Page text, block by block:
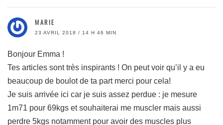
MARIE
23 AVRIL 2018 / 14 H 46 MIN
Bonjour Emma !
Tes articles sont très inspirants ! On peut voir qu’il y a eu
beaucoup de boulot de ta part merci pour cela!
Je suis arrivée ici car je suis assez perdue : je mesure
1m71 pour 69kgs et souhaiterai me muscler mais aussi
perdre 5kgs notamment pour avoir des muscles plus